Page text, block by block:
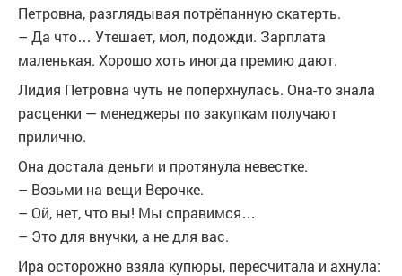
Петровна, разглядывая потрёпанную скатерть.
– Да что… Утешает, мол, подожди. Зарплата
маленькая. Хорошо хоть иногда премию дают.
Лидия Петровна чуть не поперхнулась. Она-то знала
расценки — менеджеры по закупкам получают
прилично.
Она достала деньги и протянула невестке.
– Возьми на вещи Верочке.
– Ой, нет, что вы! Мы справимся…
– Это для внучки, а не для вас.
Ира осторожно взяла купюры, пересчитала и ахнула: